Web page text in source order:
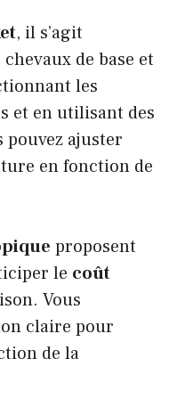
, il s’agit
de base et
les
et en utilisant des
ajuster
en fonction de
proposent
le coût
Vous
claire pour
de la